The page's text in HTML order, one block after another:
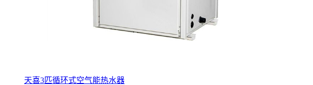
天喜3匹循环式空气能热水器